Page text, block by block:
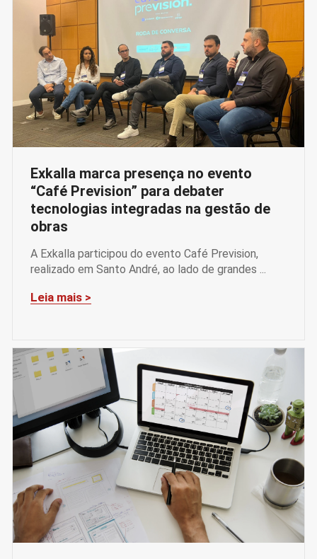
Exkalla marca presença no evento
“Café Prevision” para debater
tecnologias integradas na gestão de
obras
A Exkalla participou do evento Café Prevision,
realizado em Santo André, ao lado de grandes ...
Leia mais >